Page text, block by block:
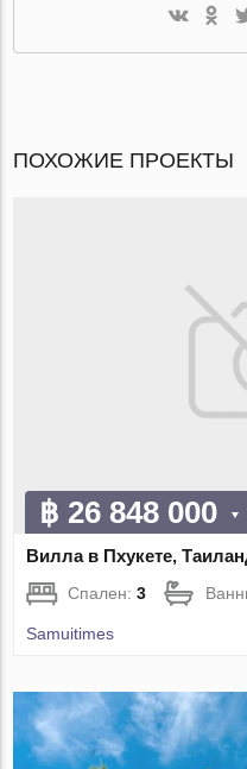
ПОХОЖИЕ ПРОЕКТЫ
฿ 26 848 000
Вилла в Пхукете,
Спален:3
Samuitimes